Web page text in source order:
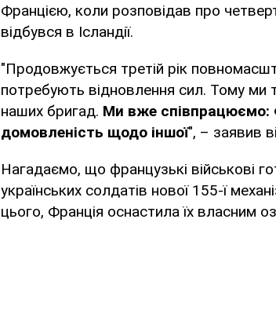
Францією, коли розповідав про
відбувся в Ісландії.
"Продовжується третій рік
потребують відновлення сил. Тому
наших бригад. Ми вже співпрацюємо:
домовленість щодо іншої", – заявив
Нагадаємо, що французькі військові
українських солдатів нової 155-ї
цього, Франція оснастила їх власним